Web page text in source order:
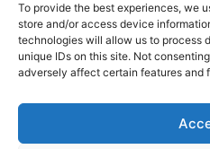
To provide the best experiences, we
store and/or access device
technologies will allow us to process
unique IDs on this site. Not
adversely affect certain features and
Podlech, il Cile lo ha
all’ergastolo
Era ubriaca…